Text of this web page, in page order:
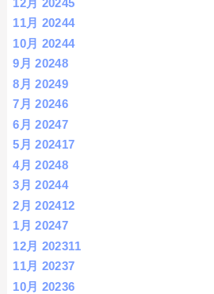
11月 20244
10月 20244
9月 20248
8月 20249
7月 20246
6月 20247
5月 202417
4月 20248
3月 20244
2月 202412
1月 20247
12月 202311
11月 20237
10月 20236